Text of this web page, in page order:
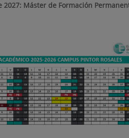
Máster de Formación